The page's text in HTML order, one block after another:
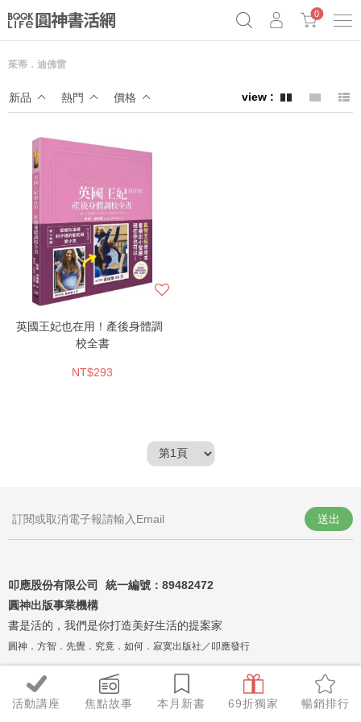
Netflix話題章魚小說！
0
活動講座 焦點故事 本月新書 69折獨家 暢銷排行
茱蒂．迪佛雷
新品 熱門 價格
英國王妃也在用！產後身體調
校全書
NT$293
叩應股份有限公司 統一編號： 89482472
圓神出版事業機構
書是活的，我們是你打造美好生活的提案家
圓神．方智．先覺．究竟．如何．寂寞出版社／叩應發行
送出